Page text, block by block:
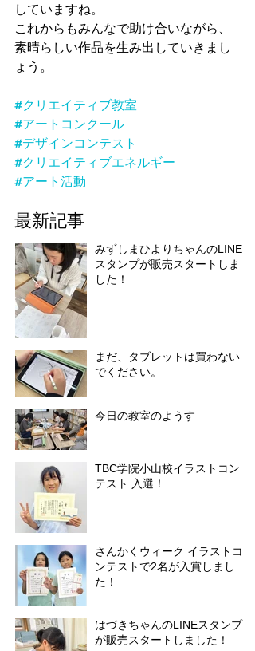
していますね。
これからもみんなで助け合いながら、
素晴らしい作品を生み出していきまし
ょう。
#クリエイティブ教室
#アートコンクール
#デザインコンテスト
#クリエイティブエネルギー
#アート活動
最新記事
みずしまひよりちゃんのLINE
スタンプが販売スタートしま
した！
まだ、タブレットは買わない
でください。
今日の教室のようす
TBC学院小山校イラストコン
テスト 入選！
さんかくウィーク イラストコ
ンテストで2名が入賞しまし
た！
はづきちゃんのLINEスタンプ
が販売スタートしました！